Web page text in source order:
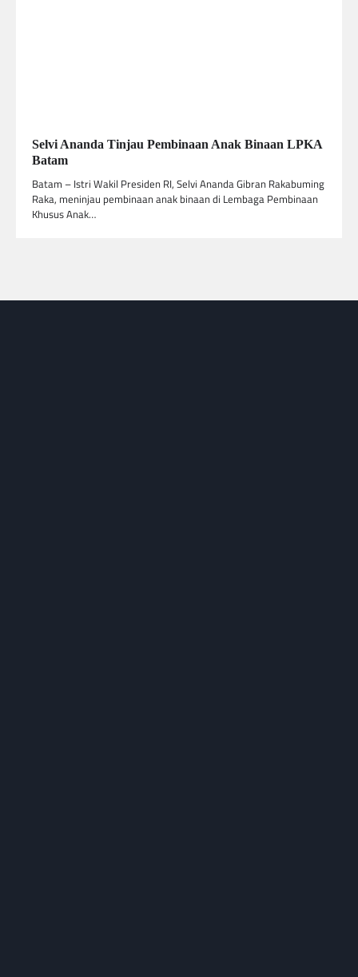
Selvi Ananda Tinjau Pembinaan Anak Binaan LPKA
Batam
Batam – Istri Wakil Presiden RI, Selvi Ananda Gibran Rakabuming
Raka, meninjau pembinaan anak binaan di Lembaga Pembinaan
Khusus Anak…